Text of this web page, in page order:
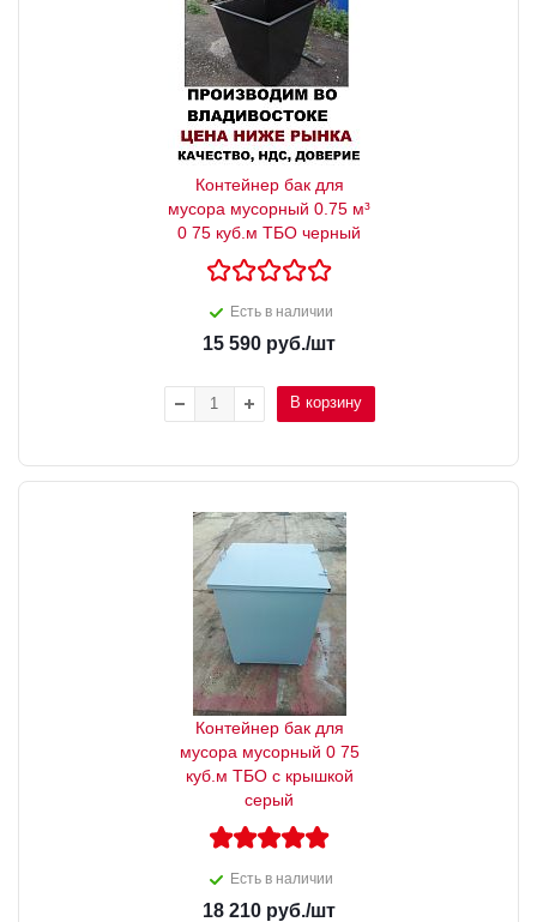
Контейнер бак для
мусора мусорный 0.75 м³
0 75 куб.м ТБО черный
Есть в наличии
15 590 руб./шт
В корзину
Контейнер бак для
мусора мусорный 0 75
куб.м ТБО с крышкой
серый
Есть в наличии
18 210 руб./шт